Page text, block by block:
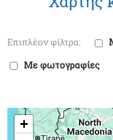
Με φωτογραφίες
+